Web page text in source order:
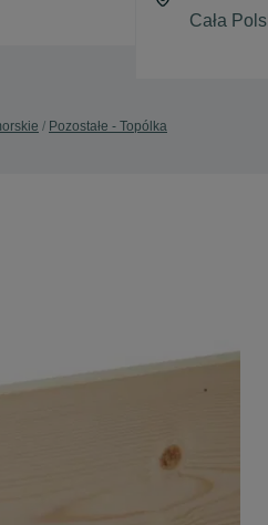
Pozostałe - Topólka